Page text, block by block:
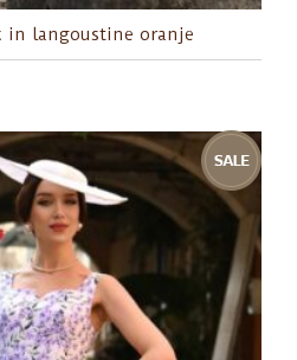
in langoustine oranje